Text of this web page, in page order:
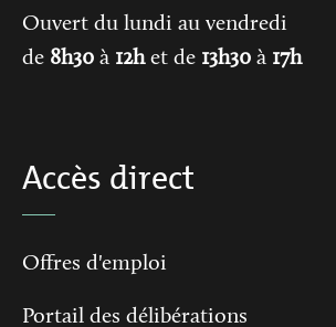
Ouvert du lundi au vendredi
de 8h30 à 12het de 13h30 à 17h
Accès direct
Offres d'emploi
Portail des délibérations